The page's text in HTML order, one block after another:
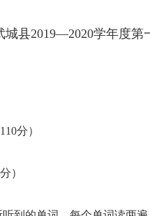
城县2019—2020学年度第
分）
）